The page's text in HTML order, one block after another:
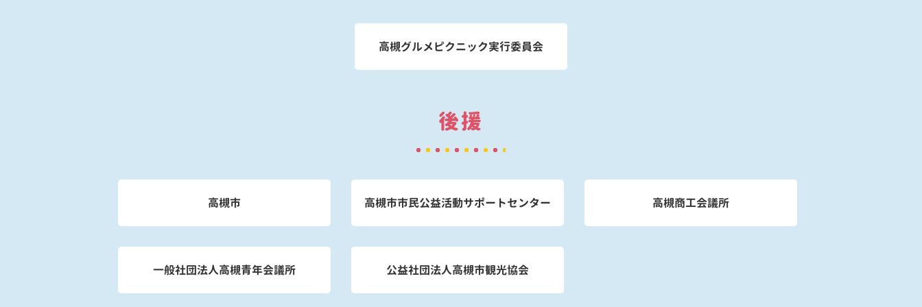
高槻グルメピクニック実行委員会
後援
高槻市 高槻市市民公益活動サポートセンター 高槻商工会議所
一般社団法人高槻青年会議所 公益社団法人高槻市観光協会